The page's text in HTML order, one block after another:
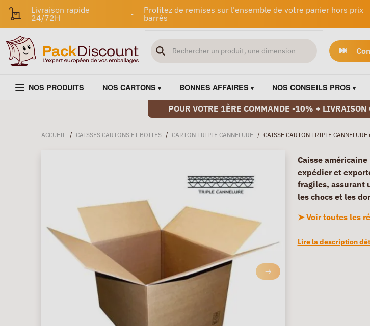
Livraison rapide
24/72H
-
Profitez de remises sur l'ensemble de votre panier hors prix
barrés
NOS PRODUITS NOS CARTONS BONNES AFFAIRES NOS CONSEILS PROS
POUR VOTRE 1ÈRE COMMANDE -10% +
ACCUEIL / CAISSES CARTONS ET BOITES / CARTON TRIPLE CANNELURE / CAISSE CARTON TRIPLE
Caisse
expédier et
fragiles, assurant
les chocs et les
➤ Voir toutes les
Lire la description